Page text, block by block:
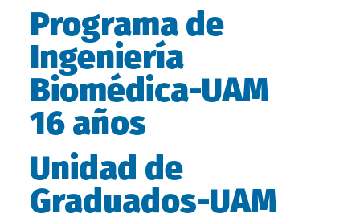
Programa de
Ingeniería
Biomédica-UAM
16 años
Unidad de
Graduados-UAM